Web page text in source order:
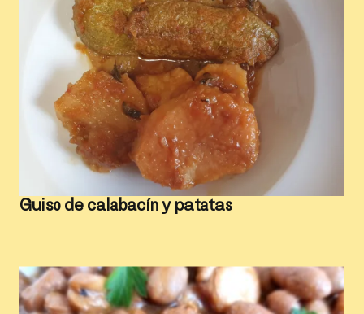
Guiso de calabacín y patatas